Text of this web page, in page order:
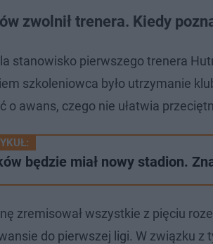
zwolnił trenera. Kiedy
stanowisko pierwszego trenera
szkoleniowca było utrzymanie
o awans, czego nie ułatwia
będzie miał nowy stadion.
zremisował wszystkie z pięciu
do pierwszej ligi. W związku